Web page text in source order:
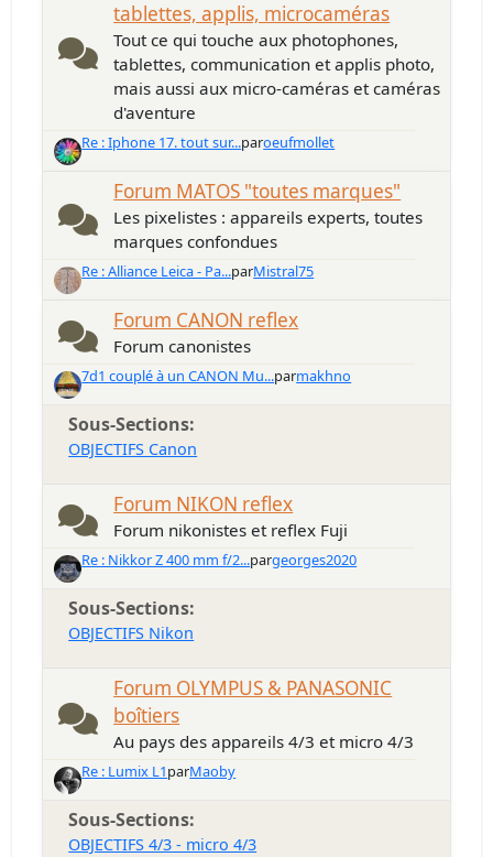
tablettes, applis, microcaméras
Tout ce qui touche aux photophones,
tablettes, communication et applis photo,
mais aussi aux micro-caméras et caméras
d'aventure
Re : Iphone 17. tout sur...paroeufmollet
Forum MATOS "toutes marques"
Les pixelistes : appareils experts, toutes
marques confondues
Re : Alliance Leica - Pa...parMistral75
Forum CANON reflex
Forum canonistes
7d1 couplé à un CANON Mu...parmakhno
Sous-Sections
OBJECTIFS Canon
Forum NIKON reflex
Forum nikonistes et reflex Fuji
Re : Nikkor Z 400 mm f/2...pargeorges2020
Sous-Sections
OBJECTIFS Nikon
Forum OLYMPUS & PANASONIC
boîtiers
Au pays des appareils 4/3 et micro 4/3
Re : Lumix L1parMaoby
Sous-Sections
OBJECTIFS 4/3 - micro 4/3